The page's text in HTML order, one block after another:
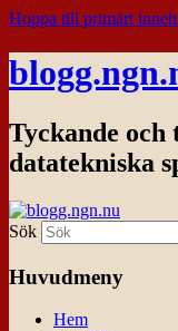
Hoppa till primärt
Tyckande
datatekniska
Sök
Huvudmeny
Hem